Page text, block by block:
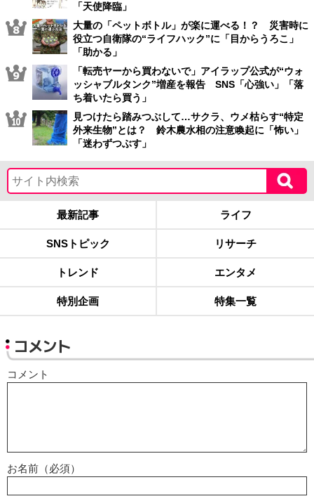
「天使降臨」
大量の「ペットボトル」が楽に運べる！？ 災害時に
役立つ自衛隊の“ライフハック”に「目からうろこ」
「助かる」
「転売ヤーから買わないで」アイラップ公式が“ウォ
ッシャブルタンク”増産を報告 SNS「心強い」「落
ち着いたら買う」
見つけたら踏みつぶして…サクラ、ウメ枯らす“特定
外来生物”とは？ 鈴木農水相の注意喚起に「怖い」
「迷わずつぶす」
最新記事 ライフ
SNSトピック リサーチ
トレンド エンタメ
特別企画 特集一覧
コメント
コメント
お名前（必須）